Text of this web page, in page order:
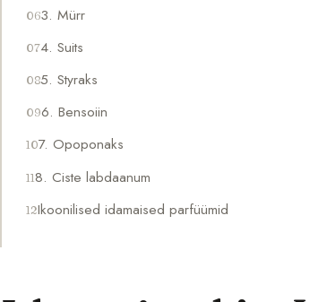
3. Mürr
4. Suits
5. Styraks
6. Bensoiin
7. Opoponaks
8. Ciste labdaanum
Ikoonilised idamaised parfüümid